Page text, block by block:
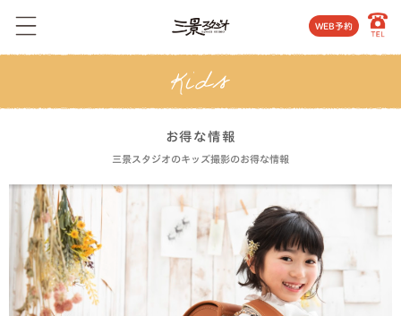
WEB予約
お得な情報
三景スタジオのキッズ撮影のお得な情報